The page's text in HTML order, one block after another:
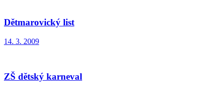
Dětmarovický list
14. 3. 2009
ZŠ dětský karneval